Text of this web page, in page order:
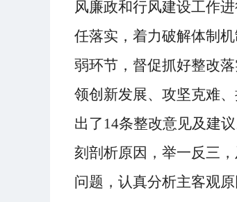
风廉政和行风建设工作
任落实，着力破解体制机
弱环节，督促抓好整改
领创新发展、攻坚克难
出了 14条整改意见及建议
刻剖析原因 ， 举一反三
问题， 认真分析主客观